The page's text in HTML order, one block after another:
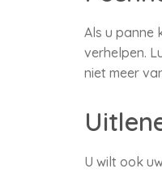
Als u panne
verhelpen.
niet meer
U wilt ook